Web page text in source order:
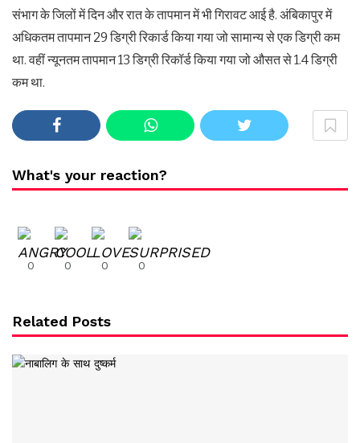
संभाग के जिलों में दिन और रात के तापमान में भी गिरावट आई है. अंबिकापुर में
अधिकतम तापमान 29 डिग्री रिकार्ड किया गया जो सामान्य से एक डिग्री कम
था. वहीं न्यूनतम तापमान 13 डिग्री रिकॉर्ड किया गया जो औसत से 1.4 डिग्री
कम था.
What's your reaction?
0 0 0 0
Related Posts